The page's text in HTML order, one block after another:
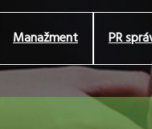
Manažment PR